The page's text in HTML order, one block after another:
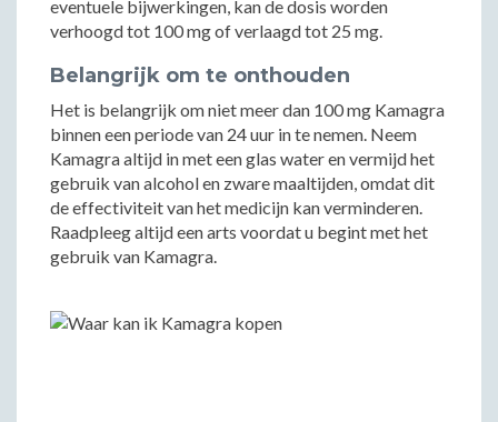
eventuele bijwerkingen, kan de dosis worden
verhoogd tot 100 mg of verlaagd tot 25 mg.
Belangrijk om te onthouden
Het is belangrijk om niet meer dan 100 mg Kamagra
binnen een periode van 24 uur in te nemen. Neem
Kamagra altijd in met een glas water en vermijd het
gebruik van alcohol en zware maaltijden, omdat dit
de effectiviteit van het medicijn kan verminderen.
Raadpleeg altijd een arts voordat u begint met het
gebruik van Kamagra.